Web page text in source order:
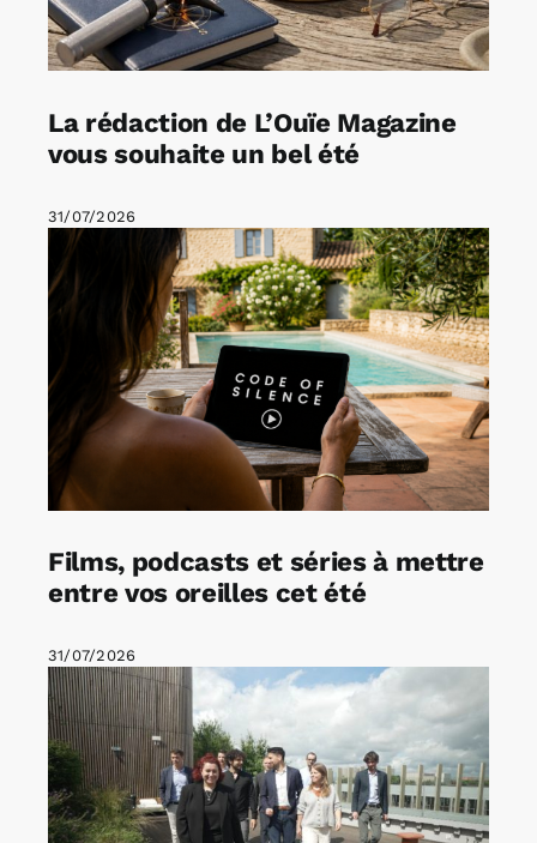
La rédaction de L’Ouïe Magazine
vous souhaite un bel été
31/07/2026
Films, podcasts et séries à mettre
entre vos oreilles cet été
31/07/2026